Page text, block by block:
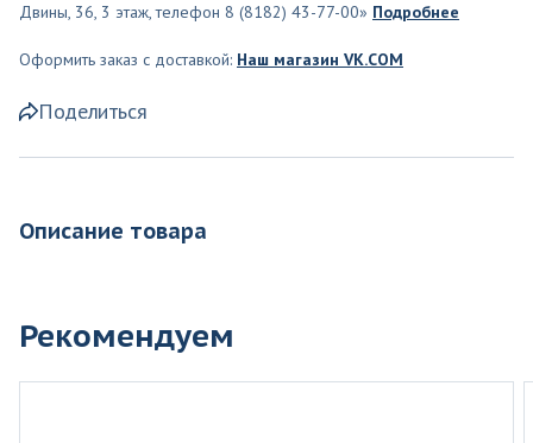
Двины, 36, 3 этаж, телефон 8 (8182) 43-77-00» Подробнее
Оформить заказ с доставкой: Наш магазин VK.COM
Поделиться
Описание товара
Рекомендуем